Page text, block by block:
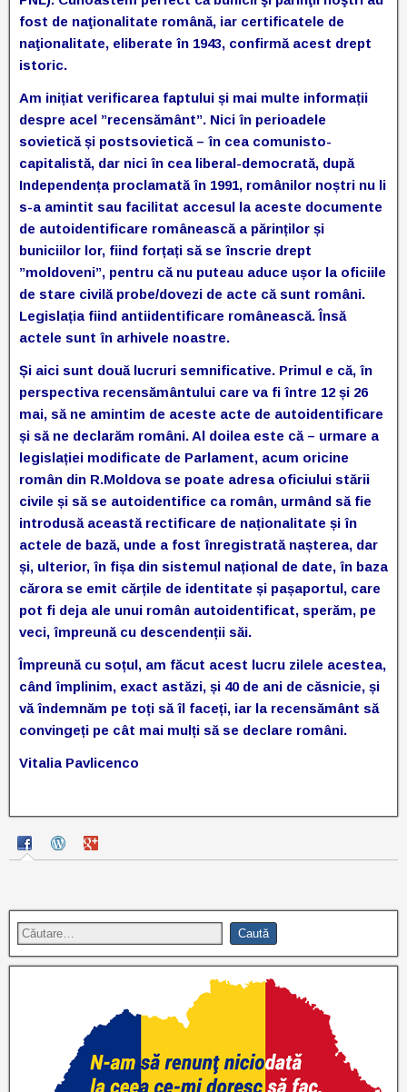
fost de naţionalitate română, iar certificatele de
naţionalitate, eliberate în 1943, confirmă acest drept
istoric.
Am inițiat verificarea faptului și mai multe informații
despre acel ”recensământ”. Nici în perioadele
sovietică și postsovietică – în cea comunisto-
capitalistă, dar nici în cea liberal-democrată, după
Independența proclamată în 1991, românilor noștri nu li
s-a amintit sau facilitat accesul la aceste documente
de autoidentificare românească a părinților și
buniciilor lor, fiind forțați să se înscrie drept
”moldoveni”, pentru că nu puteau aduce ușor la oficiile
de stare civilă probe/dovezi de acte că sunt români.
Legislația fiind antiidentificare românească. Însă
actele sunt în arhivele noastre.
Și aici sunt două lucruri semnificative. Primul e că, în
perspectiva recensământului care va fi între 12 și 26
mai, să ne amintim de aceste acte de autoidentificare
și să ne declarăm români. Al doilea este că – urmare a
legislației modificate de Parlament, acum oricine
român din R.Moldova se poate adresa oficiului stării
civile și să se autoidentifice ca român, urmând să fie
introdusă această rectificare de naționalitate și în
actele de bază, unde a fost înregistrată nașterea, dar
și, ulterior, în fișa din sistemul național de date, în baza
cărora se emit cărțile de identitate și pașaportul, care
pot fi deja ale unui român autoidentificat, sperăm, pe
veci, împreună cu descendenții săi.
Împreună cu soțul, am făcut acest lucru zilele acestea,
când împlinim, exact astăzi, și 40 de ani de căsnicie, și
vă îndemnăm pe toți să îl faceți, iar la recensământ să
convingeți pe cât mai mulți să se declare români.
Vitalia Pavlicenco